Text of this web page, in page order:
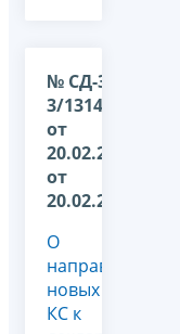
№ СД-36-
3/1314@
от
20.02.2026
от
20.02.2026
О
направлении
новых
КС к